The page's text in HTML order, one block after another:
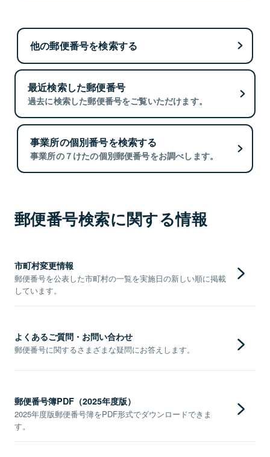
他の郵便番号を検索する
最近検索した郵便番号
過去に検索した郵便番号をご覧いただけます。
事業所の個別番号を検索する
事業所の７けたの個別郵便番号をお調べします。
郵便番号検索に関する情報
市町村変更情報
郵便番号を公表した市町村の一覧を実施日の新しい順に掲載
しています。
よくあるご質問・お問い合わせ
郵便番号に関するさまざまな疑問にお答えします。
郵便番号簿PDF（2025年度版）
2025年度版郵便番号簿をPDF形式でダウンロードできま
す。